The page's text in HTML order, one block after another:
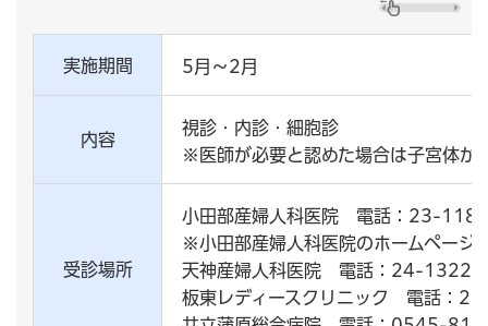
実施期間 5月～2月
内容
視診・内診・細胞診
※医師が必要と認めた場合は子宮体が
受診場所
小田部産婦人科医院 電話：23-1182
※小田部産婦人科医院のホームページ
天神産婦人科医院 電話：24-1322※
板東レディースクリニック 電話：